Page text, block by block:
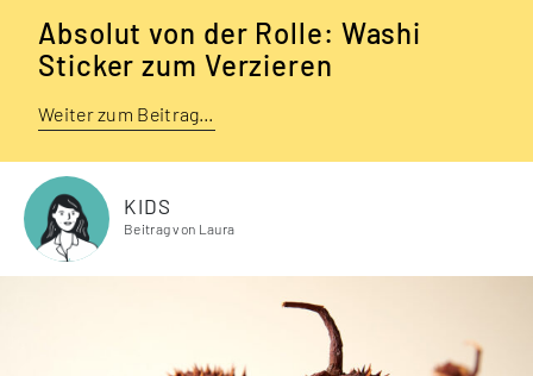
Absolut von der Rolle: Washi
Sticker zum Verzieren
Weiter zum Beitrag…
KIDS
Beitrag von Laura